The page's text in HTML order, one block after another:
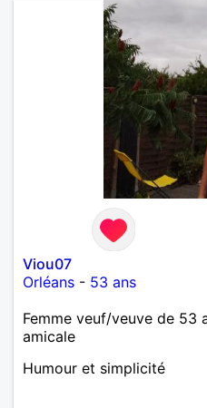
Viou07
Orléans - 53 ans
Femme veuf/veuve de 53
amicale
Humour et simplicité